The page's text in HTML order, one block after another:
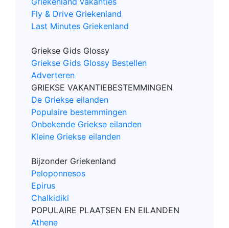
Fly & Drive Griekenland
Last Minutes Griekenland
Griekse Gids Glossy
Griekse Gids Glossy Bestellen
Adverteren
GRIEKSE VAKANTIEBESTEMMINGEN
De Griekse eilanden
Populaire bestemmingen
Onbekende Griekse eilanden
Kleine Griekse eilanden
Bijzonder Griekenland
Peloponnesos
Epirus
Chalkidiki
POPULAIRE PLAATSEN EN EILANDEN
Athene